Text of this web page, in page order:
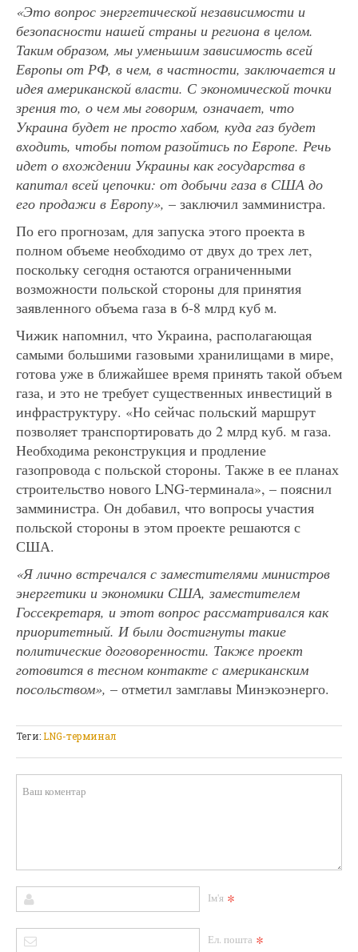
«Это вопрос энергетической независимости и
безопасности нашей страны и региона в целом.
Таким образом, мы уменьшим зависимость всей
Европы от РФ, в чем, в частности, заключается и
идея американской власти. С экономической точки
зрения то, о чем мы говорим, означает, что
Украина будет не просто хабом, куда газ будет
входить, чтобы потом разойтись по Европе. Речь
идет о вхождении Украины как государства в
капитал всей цепочки: от добычи газа в США до
его продажи в Европу», – заключил замминистра.
По его прогнозам, для запуска этого проекта в
полном объеме необходимо от двух до трех лет,
поскольку сегодня остаются ограниченными
возможности польской стороны для принятия
заявленного объема газа в 6-8 млрд куб м.
Чижик напомнил, что Украина, располагающая
самыми большими газовыми хранилищами в мире,
готова уже в ближайшее время принять такой объем
газа, и это не требует существенных инвестиций в
инфраструктуру. «Но сейчас польский маршрут
позволяет транспортировать до 2 млрд куб. м газа.
Необходима реконструкция и продление
газопровода с польской стороны. Также в ее планах
строительство нового LNG-терминала», – пояснил
замминистра. Он добавил, что вопросы участия
польской стороны в этом проекте решаются с
США.
«Я лично встречался с заместителями министров
энергетики и экономики США, заместителем
Госсекретаря, и этот вопрос рассматривался как
приоритетный. И были достигнуты такие
политические договоренности. Также проект
готовится в тесном контакте с американским
посольством», – отметил замглавы Минэкоэнерго.
Теги:LNG-терминал
Ім'я *
Ел. пошта *